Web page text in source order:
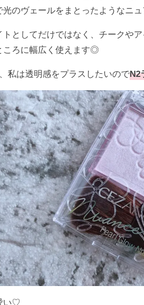
光のヴェールをまとったようなニ
トとしてだけではなく、チークや
ころに幅広く使えます◎
私は透明感をプラスしたいのでN2
い♡